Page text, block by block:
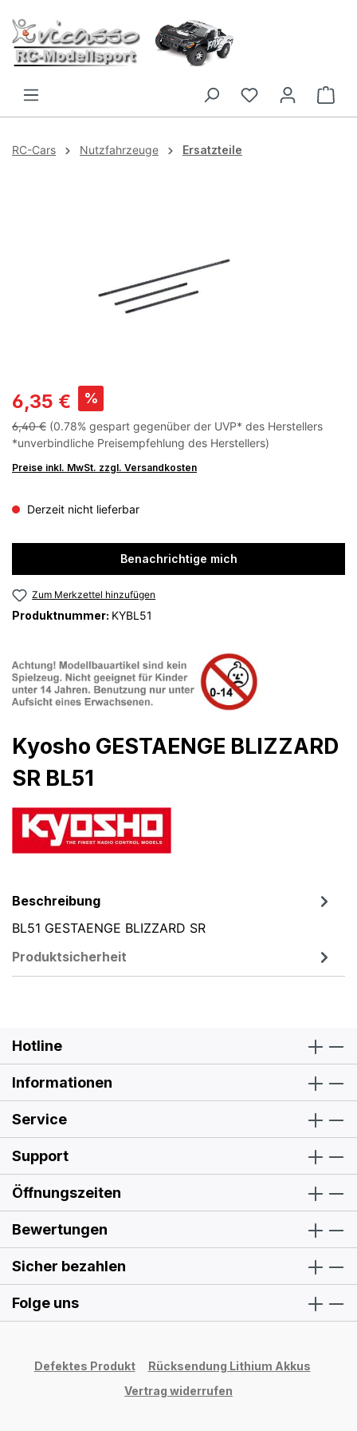
Zum Hauptinhalt springen
RC-Cars Nutzfahrzeuge Ersatzteile
6,35 € %
6,40 € (0.78% gespart gegenüber der UVP* des Herstellers
*unverbindliche Preisempfehlung des Herstellers)
Preise inkl. MwSt. zzgl. Versandkosten
Derzeit nicht lieferbar
Benachrichtige mich
Zum Merkzettel hinzufügen
Produktnummer: KYBL51
Kyosho GESTAENGE BLIZZARD
SR BL51
Beschreibung
BL51 GESTAENGE BLIZZARD SR
Produktsicherheit
Hotline
Informationen
Service
Support
Öffnungszeiten
Bewertungen
Sicher bezahlen
Folge uns
Defektes Produkt
Rücksendung Lithium Akkus
Vertrag widerrufen